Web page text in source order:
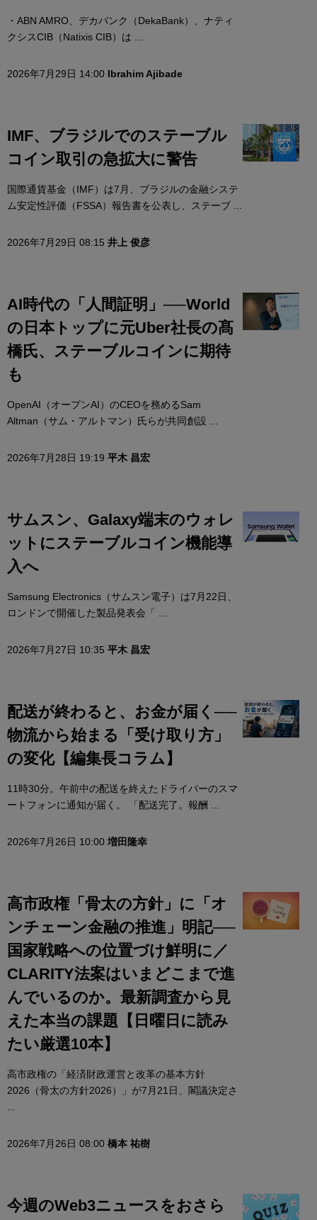
・ABN AMRO、デカバンク（DekaBank）、ナティ
クシスCIB（Natixis CIB）は ...
2026年7月29日 14:00 Ibrahim Ajibade
IMF、ブラジルでのステーブル
コイン取引の急拡大に警告
国際通貨基金（IMF）は7月、ブラジルの金融システ
ム安定性評価（FSSA）報告書を公表し、ステーブ ...
2026年7月29日 08:15 井上 俊彦
AI時代の「人間証明」──World
の日本トップに元Uber社長の髙
橋氏、ステーブルコインに期待
も
OpenAI（オープンAI）のCEOを務めるSam
Altman（サム・アルトマン）氏らが共同創設 ...
2026年7月28日 19:19 平木 昌宏
サムスン、Galaxy端末のウォレ
ットにステーブルコイン機能導
入へ
Samsung Electronics（サムスン電子）は7月22日、
ロンドンで開催した製品発表会「 ...
2026年7月27日 10:35 平木 昌宏
配送が終わると、お金が届く──
物流から始まる「受け取り方」
の変化【編集長コラム】
11時30分。午前中の配送を終えたドライバーのスマ
ートフォンに通知が届く。 「配送完了。報酬 ...
2026年7月26日 10:00 増田隆幸
高市政権「骨太の方針」に「オ
ンチェーン金融の推進」明記──
国家戦略への位置づけ鮮明に／
CLARITY法案はいまどこまで進
んでいるのか。最新調査から見
えた本当の課題【日曜日に読み
たい厳選10本】
高市政権の「経済財政運営と改革の基本方針
2026（骨太の方針2026）」が7月21日、閣議決定さ
2026年7月26日 08:00 橋本 祐樹
今週のWeb3ニュースをおさら